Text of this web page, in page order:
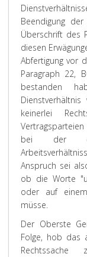
Beendigung
Überschrift des
diesen
Abfertigung vor
Paragraph 22,
bestanden
keinerlei
bei der
Anspruch sei
ob die Worte
oder auf
müsse.
Der Oberste
Folge, hob das
Rechtssache